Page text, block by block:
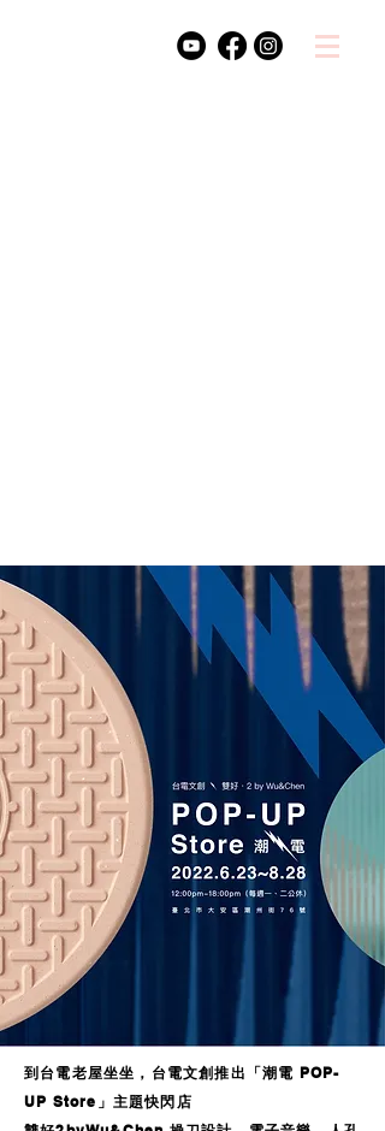
到台電老屋坐坐，台電文創推出「潮電 POP-
UP Store」主題快閃店